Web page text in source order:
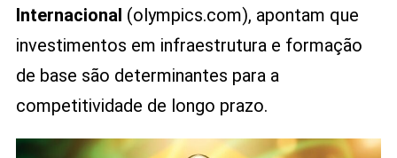
Internacional (olympics.com), apontam que
investimentos em infraestrutura e formação
de base são determinantes para a
competitividade de longo prazo.